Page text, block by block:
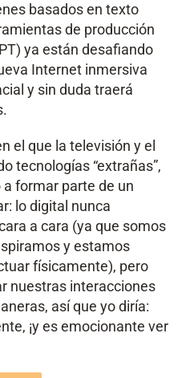
basados en texto
de producción
ya están desafiando
Internet inmersiva
y sin duda traerá
el que la televisión y el
tecnologías “extrañas”,
formar parte de un
lo digital nunca
a cara (ya que somos
y estamos
físicamente), pero
nuestras interacciones
así que yo diría:
¡y es emocionante ver